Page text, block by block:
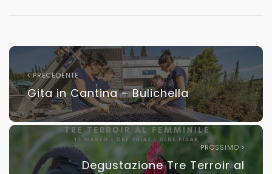
PRECEDENTE
Gita in Cantina – Bulichella
PROSSIMO
Degustazione Tre Terroir al